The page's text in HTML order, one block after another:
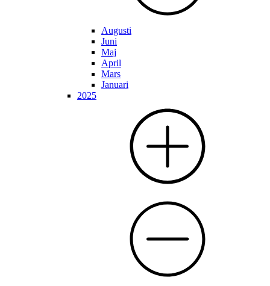
Augusti
Juni
Maj
April
Mars
Januari
2025